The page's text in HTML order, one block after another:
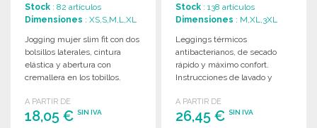
Stock : 82 artículos
Dimensiones : XS,S,M,L,XL
Jogging mujer slim fit con dos
bolsillos laterales, cintura
elástica y abertura con
cremallera en los tobillos.
A PARTIR DE
18,05 € SIN IVA
Stock : 138 artículos
Dimensiones : M,XL,3XL
Leggings térmicos
antibacterianos, de secado
rápido y máximo confort.
Instrucciones de lavado y
A PARTIR DE
26,45 €SIN IVA